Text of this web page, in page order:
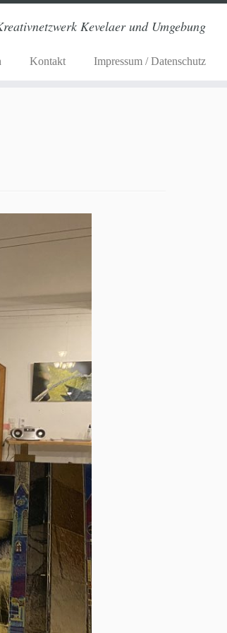
Kevelaer und Umgebung
Kontakt Impressum / Datenschutz